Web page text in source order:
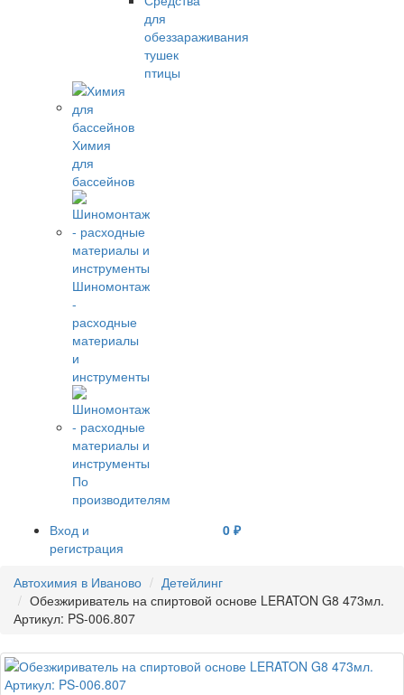
для
обеззараживания
тушек
птицы
Химия
для
бассейнов
Шиномонтаж
-
расходные
материалы
и
инструменты
По
производителям
Вход и
регистрация
0 ₽
Автохимия в Иваново
Детейлинг
Обезжириватель на спиртовой основе LERATON G8 473мл.
Артикул: PS-006.807